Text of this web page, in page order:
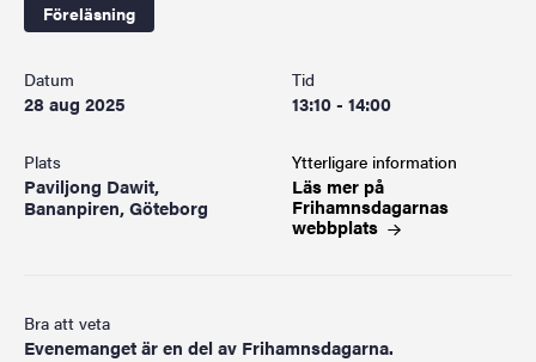
Föreläsning
Datum
28 aug 2025
Tid
13:10 - 14:00
Plats
Paviljong Dawit,
Bananpiren, Göteborg
Ytterligare information
Läs mer på
Frihamnsdagarnas
webbplats
Bra att veta
Evenemanget är en del av Frihamnsdagarna.